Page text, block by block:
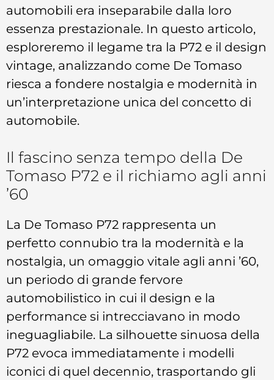
automobili era inseparabile dalla loro
essenza prestazionale. In questo articolo,
esploreremo il legame tra la P72 e il design
vintage, analizzando come De Tomaso
riesca a fondere nostalgia e modernità in
un’interpretazione unica del concetto di
automobile.
Il fascino senza tempo della De
Tomaso P72 e il richiamo agli anni
’60
La De Tomaso P72 rappresenta un
perfetto connubio tra la modernità e la
nostalgia, un omaggio vitale agli anni ’60,
un periodo di grande fervore
automobilistico in cui il design e la
performance si intrecciavano in modo
ineguagliabile. La silhouette sinuosa della
P72 evoca immediatamente i modelli
iconici di quel decennio, trasportando gli